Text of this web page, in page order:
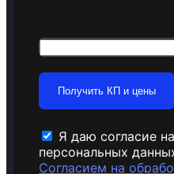
Получить КП и цены
Я даю согласие
персональных
Согласием на